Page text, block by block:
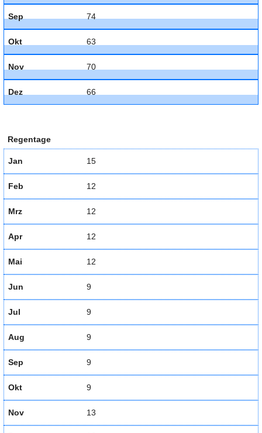
Sep 74
Okt 63
Nov 70
Dez 66
Regentage
Jan 15
Feb 12
Mrz 12
Apr 12
Mai 12
Jun 9
Jul 9
Aug 9
Sep 9
Okt 9
Nov 13